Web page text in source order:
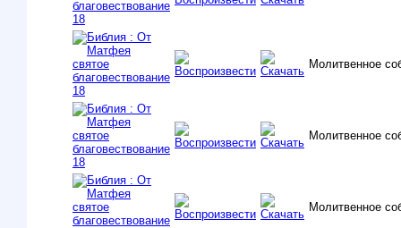
Молитвенное
Молитвенное
Молитвенное